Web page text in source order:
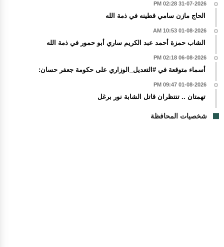
31-07-2026 02:28 PM
الحاج مازن سامي قطينه في ذمة الله
01-08-2026 10:53 AM
الشاب حمزة أحمد عبد الكريم ساري أبو حمور في ذمة الله
06-08-2026 02:18 PM
أسماء متوقعة في #التعديل_الوزاري على حكومة جعفر حسان:
01-08-2026 09:47 PM
تهمتان .. تنتظران قاتل الشابة نور برغل
شخصيات المحافظة